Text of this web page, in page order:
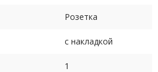
Розетка
с накладкой
1